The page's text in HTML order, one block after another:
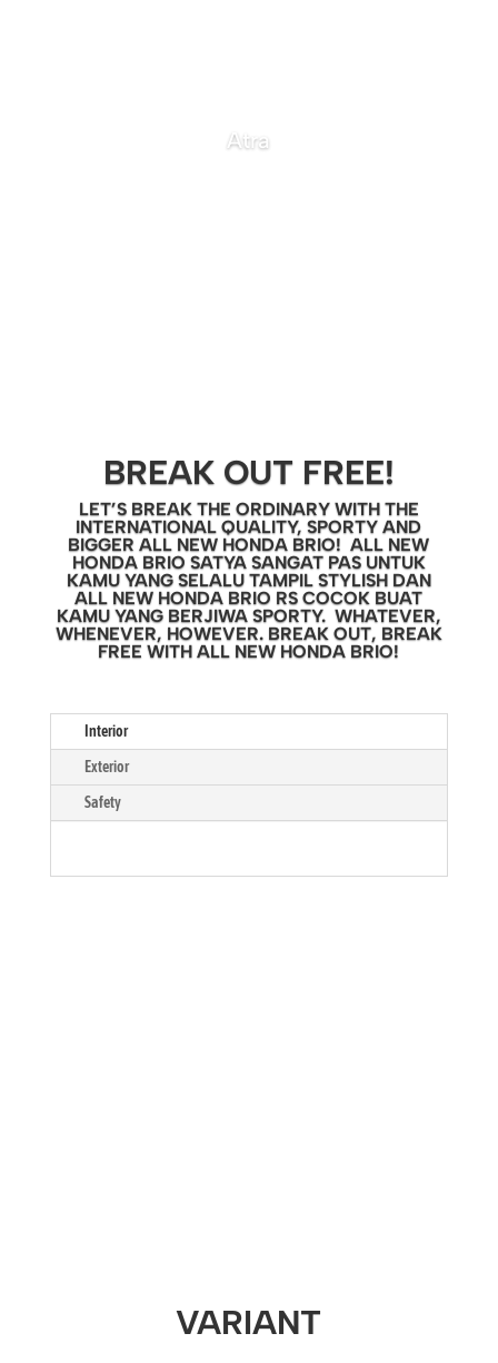
Atra
BREAK OUT FREE!
LET’S BREAK THE ORDINARY WITH THE
INTERNATIONAL QUALITY, SPORTY AND
BIGGER ALL NEW HONDA BRIO! ALL NEW
HONDA BRIO SATYA SANGAT PAS UNTUK
KAMU YANG SELALU TAMPIL STYLISH DAN
ALL NEW HONDA BRIO RS COCOK BUAT
KAMU YANG BERJIWA SPORTY. WHATEVER,
WHENEVER, HOWEVER. BREAK OUT, BREAK
FREE WITH ALL NEW HONDA BRIO!
Interior
Exterior
Safety
VARIANT